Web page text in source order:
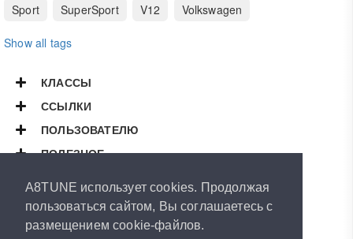
A8TUNE использует cookies. Продолжая
пользоваться сайтом, Вы соглашаетесь с
размещением cookie-файлов.
Sport
SuperSport V12 Volkswagen
Show all tags
КЛАССЫ
ССЫЛКИ
ПОЛЬЗОВАТЕЛЮ
ПОЛЕЗНОЕ
Copyright © 2026A8TUNE
All Rights Reserved.
Powered byArthurVeselov